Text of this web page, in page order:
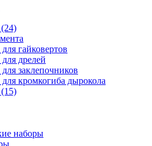
гайковертов
дрелей
заклепочников
кромкогиба дырокола
наборы